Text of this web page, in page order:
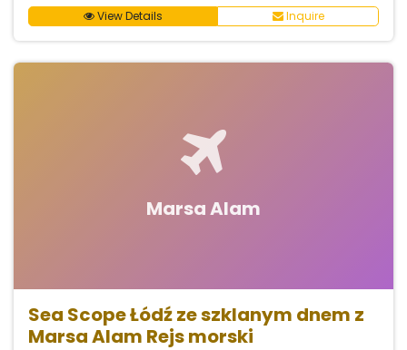
View Details Inquire
Marsa Alam
Sea Scope Łódź ze szklanym dnem z
Marsa Alam Rejs morski